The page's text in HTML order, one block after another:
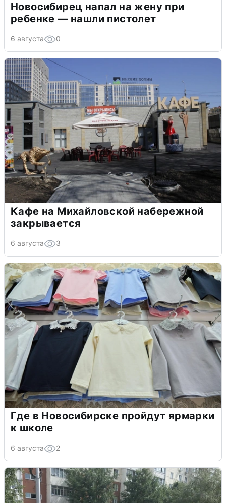
Новосибирец напал на жену при
ребенке — нашли пистолет
6 августа 0
Кафе на Михайловской набережной
закрывается
6 августа 3
Где в Новосибирске пройдут ярмарки
к школе
6 августа 2